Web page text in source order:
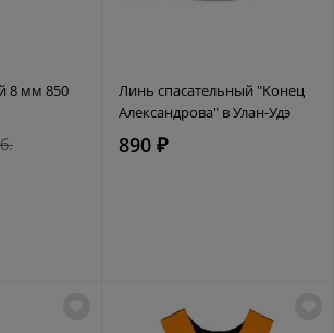
8 мм 850
Линь спасательный "Конец
Александрова" в Улан-Удэ
890 ₽